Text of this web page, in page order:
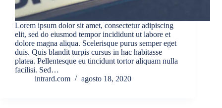
Lorem ipsum dolor sit amet, consectetur adipiscing
elit, sed do eiusmod tempor incididunt ut labore et
dolore magna aliqua. Scelerisque purus semper eget
duis. Quis blandit turpis cursus in hac habitasse
platea. Pellentesque eu tincidunt tortor aliquam nulla
facilisi. Sed…
intrard.com
agosto 18, 2020